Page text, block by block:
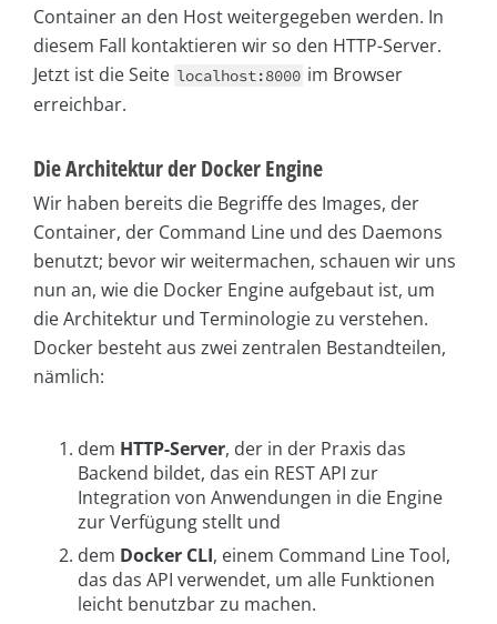
Container an den Host weitergegeben werden. In
diesem Fall kontaktieren wir so den HTTP-Server.
Jetzt ist die Seite localhost:8000 im Browser
erreichbar.
Die Architektur der Docker Engine
Wir haben bereits die Begriffe des Images, der
Container, der Command Line und des Daemons
benutzt; bevor wir weitermachen, schauen wir uns
nun an, wie die Docker Engine aufgebaut ist, um
die Architektur und Terminologie zu verstehen.
Docker besteht aus zwei zentralen Bestandteilen,
nämlich:
dem HTTP-Server, der in der Praxis das
Backend bildet, das ein REST API zur
Integration von Anwendungen in die Engine
zur Verfügung stellt und
dem Docker CLI, einem Command Line Tool,
das das API verwendet, um alle Funktionen
leicht benutzbar zu machen.